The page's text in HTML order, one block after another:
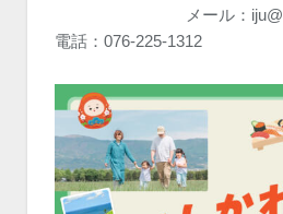
メール：
電話：076-225-1312